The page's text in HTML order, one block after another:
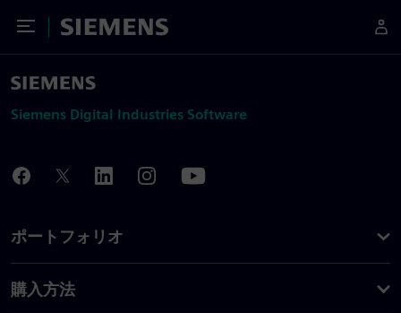
Toggle Menu
Siemens
Siemens Digital Industries Software
ポートフォリオ
購入方法